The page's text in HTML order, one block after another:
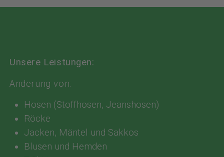
Unsere Leistungen:
Änderung von:
Hosen (Stoffhosen, Jeanshosen)
Röcke
Jacken, Mäntel und Sakkos
Blusen und Hemden